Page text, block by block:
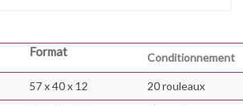
Format Conditionnement
57 x 40 x 12 20 rouleaux